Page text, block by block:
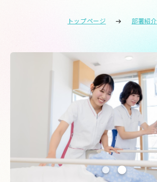
トップページ 部署紹介
9階東病棟 について